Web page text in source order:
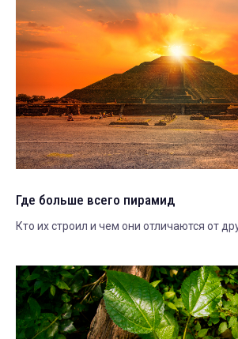
Где больше всего пирамид
Кто их строил и чем они отличаются от